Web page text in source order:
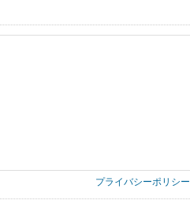
プライバシーポリシー